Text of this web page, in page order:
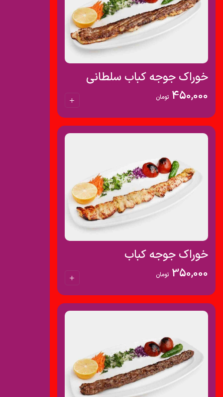
خوراک جوجه کباب سلطانی
450,000 تومان
خوراک جوجه کباب
350,000 تومان